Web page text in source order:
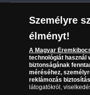
Kézbesítés
Reklamáció
Visszaküldés
Elállási űrlap
Karrier
Sütik (cookies)
Süti (cookies)Beállítások
Társaságunkról
Az érmék és érmek
Gyakran ismételt
06 80 888
(díjmentesen
óra között,
Személyre
élményt!
A Magyar
technológiát használ
biztonságának
méréséhez,
reklámozás
látogatókról,